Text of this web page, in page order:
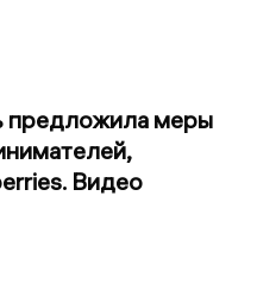
предложила меры
Видео